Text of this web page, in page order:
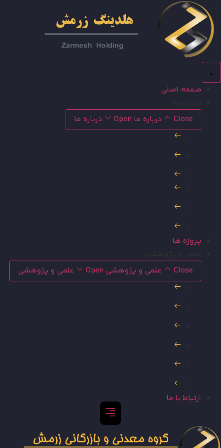
صفحه اصلی
Close درباره ما
Open درباره ما
تاریخچه
افتخارات
توانایی های ما
چارت سازمانی
منشور اخلاقی
خط مشی
پروژه ها
Close علمی و پژوهشی
Open علمی و پژوهشی
کتب و مقالات
اخبار و اطلاعیه ها
انواع کانی ها
اینفوگرافی کانی ها
مشاهیر علوم زمین
رسانه های تصویری
ارتباط با ما